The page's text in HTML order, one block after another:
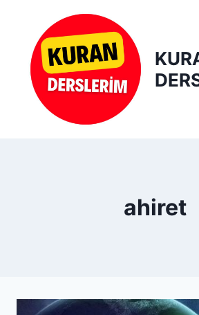
content
ahiret